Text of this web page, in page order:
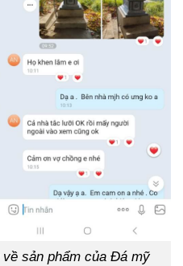
sản phẩm của Đá mỹ